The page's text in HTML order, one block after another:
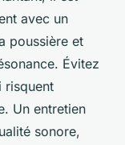
avec un
poussière et
Évitez
risquent
Un entretien
sonore,